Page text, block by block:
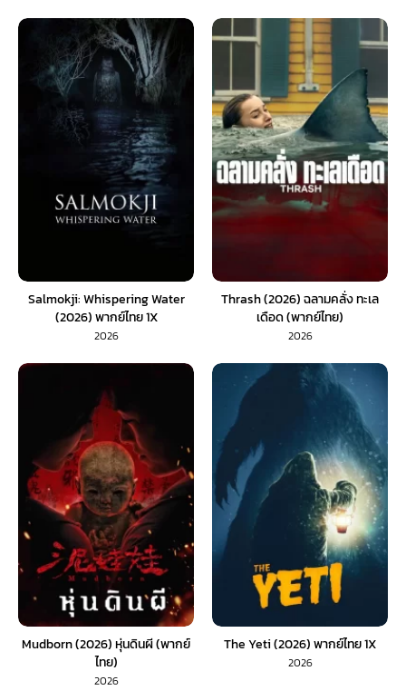
Salmokji: Whispering Water
(2026) พากย์ไทย 1X
2026
Thrash (2026) ฉลามคลั่ง ทะเล
เดือด (พากย์ไทย)
2026
Mudborn (2026) หุ่นดินผี (พากย์
ไทย)
2026
The Yeti (2026) พากย์ไทย 1X
2026